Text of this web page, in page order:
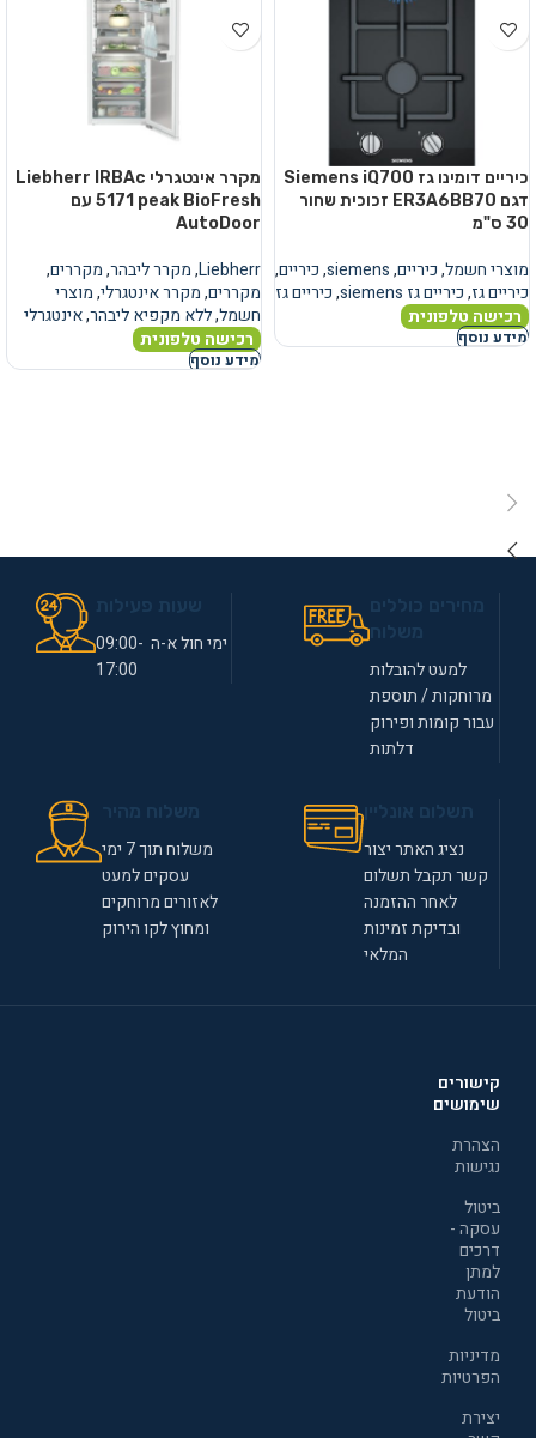
כיריים דומינו גז Siemens iQ700
דגם ER3A6BB70 זכוכית שחור
30 ס"מ
מוצרי חשמל,כיריים,
siemens
,כיריים,
כיריים גז,כיריים גז siemens ,כיריים גז
רכישה טלפונית
מידע נוסף
מקרר אינטגרלי Liebherr IRBAc
5171 peak BioFresh עם
AutoDoor
Liebherr
,מקרר ליבהר,מקררים,
מקררים,מקרר אינטגרלי,מוצרי
חשמל,ללא מקפיא ליבהר,אינטגרלי
רכישה טלפונית
מידע נוסף
למעט להובלות
מרוחקות / תוספת
עבור קומות ופירוק
דלתות
ימי חול א-ה 09:00-
17:00
נציג האתר יצור
קשר תקבל תשלום
לאחר ההזמנה
ובדיקת זמינות
המלאי
משלוח תוך 7 ימי
עסקים למעט
לאזורים מרוחקים
ומחוץ לקו הירוק
קישורים
שימושים
הצהרת
נגישות
ביטול
עסקה -
דרכים
למתן
הודעת
ביטול
מדיניות
הפרטיות
יצירת